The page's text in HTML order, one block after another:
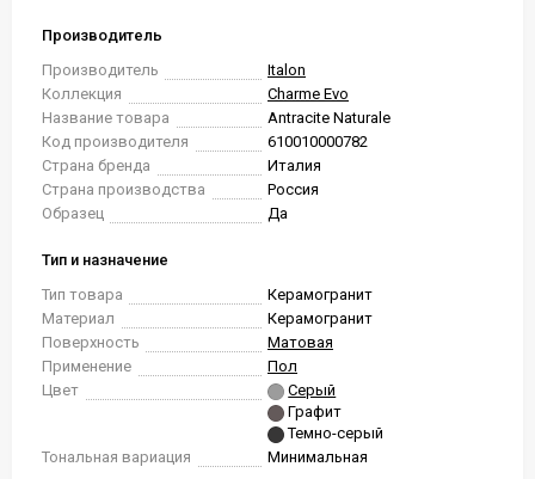
Производитель
Производитель
Italon
Коллекция
Charme Evo
Название товара
Antracite Naturale
Код производителя
610010000782
Страна бренда
Италия
Страна производства
Россия
Образец
Да
Тип и назначение
Тип товара
Керамогранит
Материал
Керамогранит
Поверхность
Матовая
Применение
Пол
Цвет
Серый
Графит
Темно-серый
Тональная вариация
Минимальная